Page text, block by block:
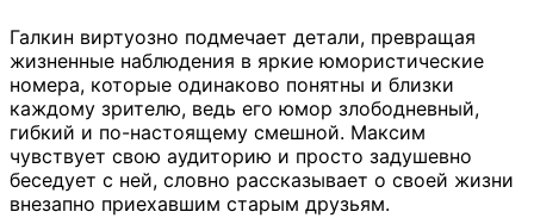
Галкин виртуозно подмечает детали, превращая
жизненные наблюдения в яркие юмористические
номера, которые одинаково понятны и близки
каждому зрителю, ведь его юмор злободневный,
гибкий и по-настоящему смешной. Максим
чувствует свою аудиторию и просто задушевно
беседует с ней, словно рассказывает о своей жизни
внезапно приехавшим старым друзьям.